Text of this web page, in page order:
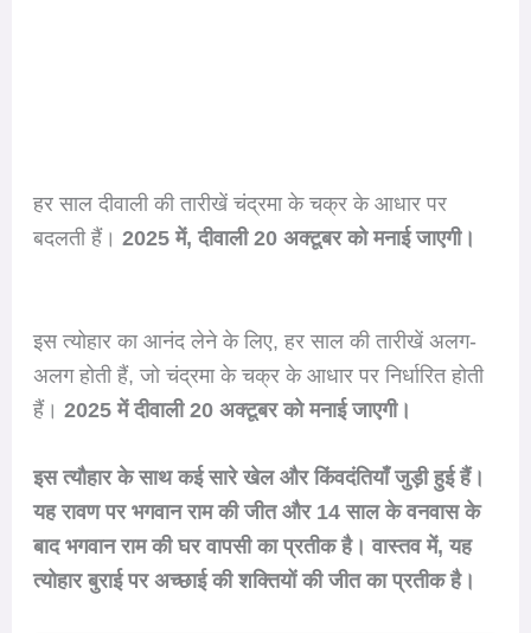
हर साल दीवाली की तारीखें चंद्रमा के चक्र के आधार पर
बदलती हैं। 2025 में, दीवाली 20 अक्टूबर को मनाई जाएगी।
इस त्योहार का आनंद लेने के लिए, हर साल की तारीखें अलग-
अलग होती हैं, जो चंद्रमा के चक्र के आधार पर निर्धारित होती
हैं। 2025 में दीवाली 20 अक्टूबर को मनाई जाएगी।
इस त्यौहार के साथ कई सारे खेल और किंवदंतियाँ जुड़ी हुई हैं।
यह रावण पर भगवान राम की जीत और 14 साल के वनवास के
बाद भगवान राम की घर वापसी का प्रतीक है। वास्तव में, यह
त्योहार बुराई पर अच्छाई की शक्तियों की जीत का प्रतीक है।